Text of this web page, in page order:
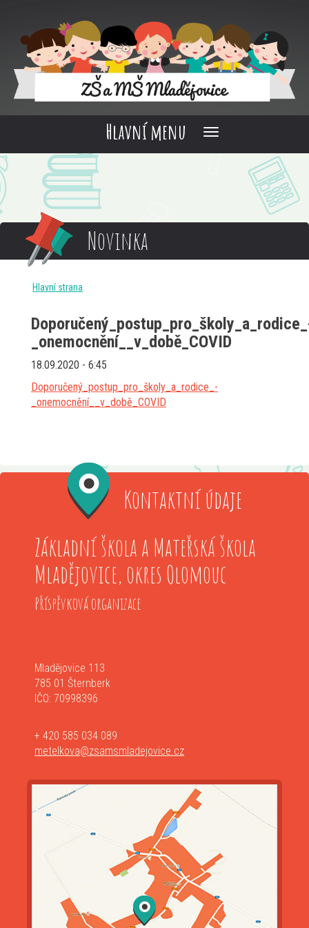
Hlavní menu
Novinka
Hlavní strana
_onemocnění__v_době_COVID
18.09.2020 - 6:45
Doporučený_postup_pro_školy_a_rodice_-
_onemocnění__v_době_COVID
Kontaktní údaje
Základní škola a Mateřská škola
Mladějovice, okres Olomouc
Příspěvková organizace
Mladějovice 113
785 01 Šternberk
IČO: 70998396
+ 420 585 034 089
metelkova@zsamsmladejovice.cz